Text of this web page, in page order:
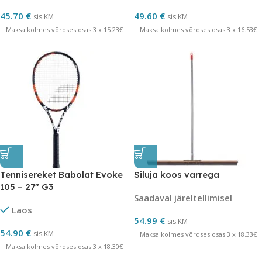
45.70 € sis.KM
Maksa kolmes võrdses osas 3 x 15.23€
49.60 € sis.KM
Maksa kolmes võrdses osas 3 x 16.53€
Tennisereket Babolat Evoke
105 – 27″ G3
Laos
54.90 € sis.KM
Maksa kolmes võrdses osas 3 x 18.30€
Siluja koos varrega
Saadaval järeltellimisel
54.99 € sis.KM
Maksa kolmes võrdses osas 3 x 18.33€